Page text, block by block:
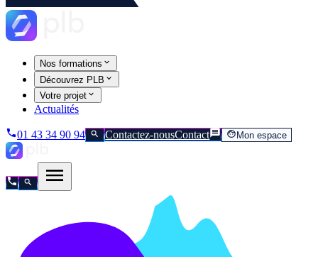
Nos formations
Découvrez PLB
Votre projet
Actualités
01 43 34 90 94 Contactez-nousContact Mon espace